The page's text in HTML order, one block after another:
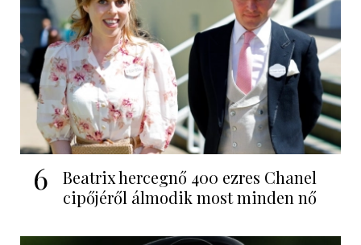
6
Beatrix hercegnő 400 ezres Chanel
cipőjéről álmodik most minden nő